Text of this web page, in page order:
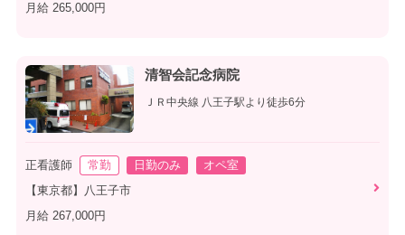
月給 265,000円
清智会記念病院
ＪＲ中央線 八王子駅より徒歩6分
正看護師 常勤 日勤のみ
オペ室
【東京都】八王子市
月給 267,000円